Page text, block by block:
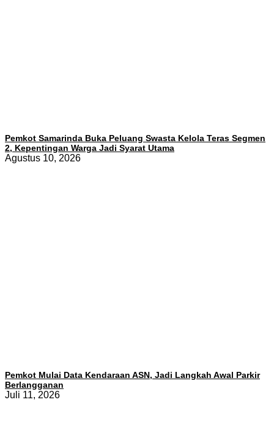
Pemkot Samarinda Buka Peluang Swasta Kelola Teras Segmen
2, Kepentingan Warga Jadi Syarat Utama
Agustus 10, 2026
Pemkot Mulai Data Kendaraan ASN, Jadi Langkah Awal Parkir
Berlangganan
Juli 11, 2026